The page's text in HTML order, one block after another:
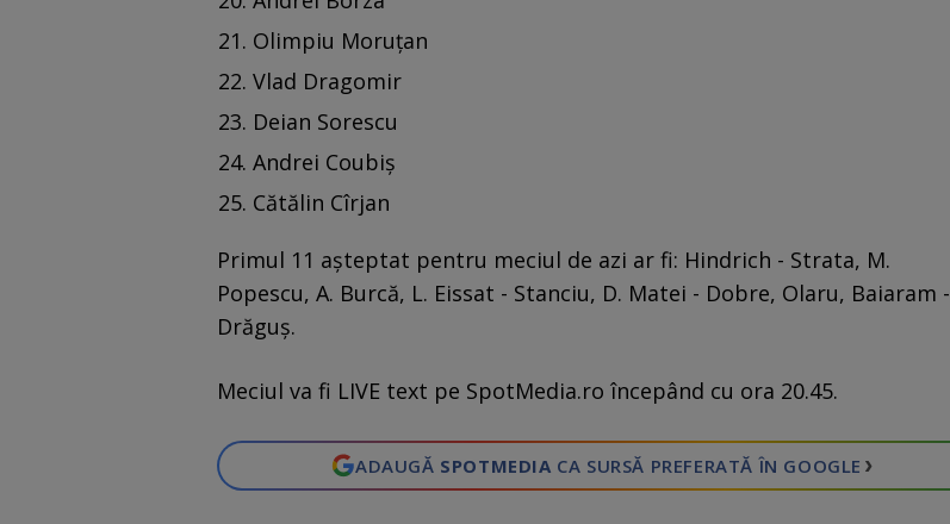
Olimpiu Moruțan
Vlad Dragomir
Deian Sorescu
Andrei Coubiș
Cătălin Cîrjan
Primul 11 așteptat pentru meciul de azi ar fi: Hindrich - Strata, M.
Popescu, A. Burcă, L. Eissat - Stanciu, D. Matei - Dobre, Olaru, Baiaram -
Drăguș.
Meciul va fi LIVE text pe SpotMedia.ro începând cu ora 20.45.
ADAUGĂ SPOTMEDIA CA SURSĂ PREFERATĂ ÎN GOOGLE ›